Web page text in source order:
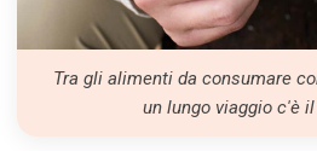
Tra gli alimenti da consumare
un lungo viaggio c'è